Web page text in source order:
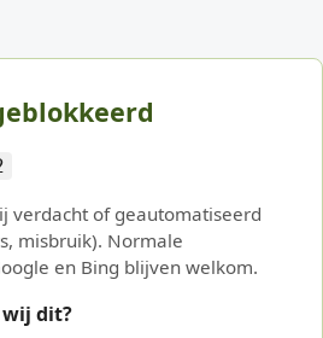
verdacht of geautomatiseerd
misbruik). Normale
en Bing blijven welkom.
dit?